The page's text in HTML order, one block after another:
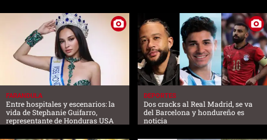
FARANDULA
Entre hospitales y escenarios: la
vida de Stephanie Guifarro,
representante de Honduras USA
DEPORTES
Dos cracks al Real Madrid, se va
del Barcelona y hondureño es
noticia